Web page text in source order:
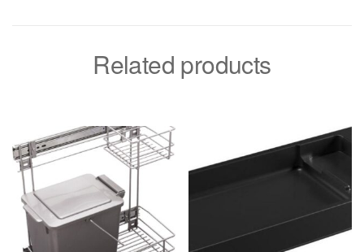
Related products